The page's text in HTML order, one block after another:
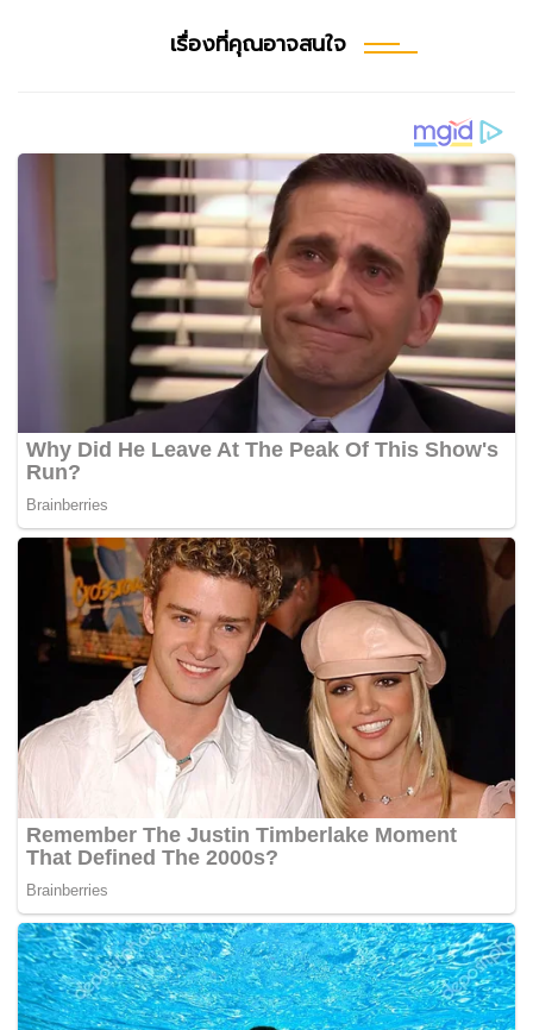
เรื่องที่คุณอาจสนใจ